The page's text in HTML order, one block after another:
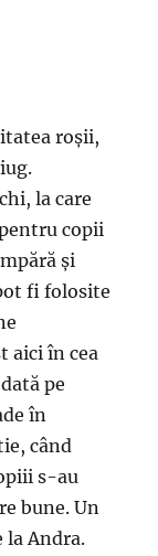
roșii,
la care
copii
și
fi folosite
aici în cea
pe
în
când
s-au
bune. Un
la Andra.